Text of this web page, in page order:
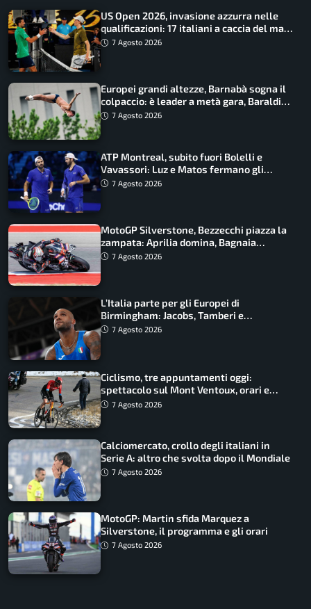
US Open 2026, invasione azzurra nelle
qualificazioni: 17 italiani a caccia del main
draw7 Agosto 2026
Europei grandi altezze, Barnabà sogna il
colpaccio: è leader a metà gara, Baraldi
ancora in corsa
7 Agosto 2026
ATP Montreal, subito fuori Bolelli e
Vavassori: Luz e Matos fermano gli
azzurri
7 Agosto 2026
MotoGP Silverstone, Bezzecchi piazza la
zampata: Aprilia domina, Bagnaia
costretto al Q1
7 Agosto 2026
L’Italia parte per gli Europei di
Birmingham: Jacobs, Tamberi e
Battocletti guidano una spedizione
7 Agosto 2026
Ciclismo, tre appuntamenti oggi:
spettacolo sul Mont Ventoux, orari e
come vederli
7 Agosto 2026
Calciomercato, crollo degli italiani in
Serie A: altro che svolta dopo il Mondiale
7 Agosto 2026
MotoGP: Martin sfida Marquez a
Silverstone, il programma e gli orari
7 Agosto 2026